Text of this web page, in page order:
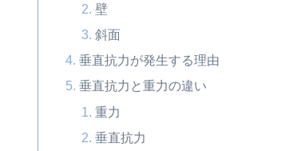
壁
斜面
垂直抗力が発生する理由
垂直抗力と重力の違い
重力
垂直抗力